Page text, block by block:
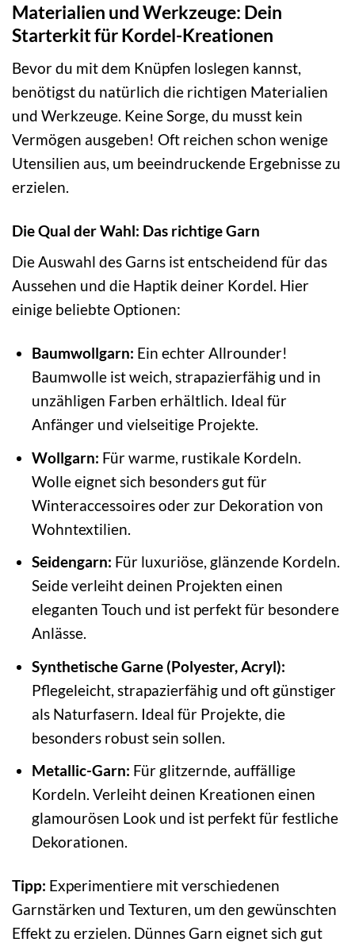
Materialien und Werkzeuge: Dein
Starterkit für Kordel-Kreationen
Bevor du mit dem Knüpfen loslegen kannst,
benötigst du natürlich die richtigen Materialien
und Werkzeuge. Keine Sorge, du musst kein
Vermögen ausgeben! Oft reichen schon wenige
Utensilien aus, um beeindruckende Ergebnisse zu
erzielen.
Die Qual der Wahl: Das richtige Garn
Die Auswahl des Garns ist entscheidend für das
Aussehen und die Haptik deiner Kordel. Hier
einige beliebte Optionen:
Baumwollgarn: Ein echter Allrounder!
Baumwolle ist weich, strapazierfähig und in
unzähligen Farben erhältlich. Ideal für
Anfänger und vielseitige Projekte.
Wollgarn: Für warme, rustikale Kordeln.
Wolle eignet sich besonders gut für
Winteraccessoires oder zur Dekoration von
Wohntextilien.
Seidengarn: Für luxuriöse, glänzende Kordeln.
Seide verleiht deinen Projekten einen
eleganten Touch und ist perfekt für besondere
Anlässe.
Synthetische Garne (Polyester, Acryl):
Pflegeleicht, strapazierfähig und oft günstiger
als Naturfasern. Ideal für Projekte, die
besonders robust sein sollen.
Metallic-Garn: Für glitzernde, auffällige
Kordeln. Verleiht deinen Kreationen einen
glamourösen Look und ist perfekt für festliche
Dekorationen.
Tipp: Experimentiere mit verschiedenen
Garnstärken und Texturen, um den gewünschten
Effekt zu erzielen. Dünnes Garn eignet sich gut